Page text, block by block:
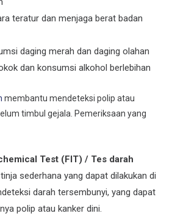
teratur dan menjaga berat badan
daging merah dan daging olahan
dan konsumsi alkohol berlebihan
membantu mendeteksi polip atau
timbul gejala. Pemeriksaan yang
Test (FIT) / Tes darah
sederhana yang dapat dilakukan di
darah tersembunyi, yang dapat
polip atau kanker dini.